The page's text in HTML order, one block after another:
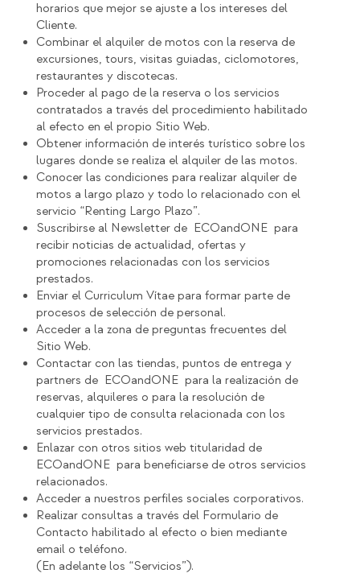
horarios que mejor se ajuste a los intereses del
Cliente.
Combinar el alquiler de motos con la reserva de
excursiones, tours, visitas guiadas, ciclomotores,
restaurantes y discotecas.
Proceder al pago de la reserva o los servicios
contratados a través del procedimiento habilitado
al efecto en el propio Sitio Web.
Obtener información de interés turístico sobre los
lugares donde se realiza el alquiler de las motos.
Conocer las condiciones para realizar alquiler de
motos a largo plazo y todo lo relacionado con el
servicio “Renting Largo Plazo”.
Suscribirse al Newsletter de ECOandONE para
recibir noticias de actualidad, ofertas y
promociones relacionadas con los servicios
prestados.
Enviar el Curriculum Vítae para formar parte de
procesos de selección de personal.
Acceder a la zona de preguntas frecuentes del
Sitio Web.
Contactar con las tiendas, puntos de entrega y
partners de ECOandONE para la realización de
reservas, alquileres o para la resolución de
cualquier tipo de consulta relacionada con los
servicios prestados.
Enlazar con otros sitios web titularidad de
ECOandONE para beneficiarse de otros servicios
relacionados.
Acceder a nuestros perfiles sociales corporativos.
Realizar consultas a través del Formulario de
Contacto habilitado al efecto o bien mediante
email o teléfono.
(En adelante los “Servicios”).